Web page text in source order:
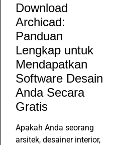
Download
Archicad:
Panduan
Lengkap untuk
Mendapatkan
Software Desain
Anda Secara
Gratis
Apakah Anda seorang
arsitek, desainer interior,